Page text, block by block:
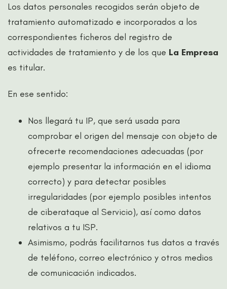
Los datos personales recogidos serán objeto de
tratamiento automatizado e incorporados a los
correspondientes ficheros del registro de
actividades de tratamiento y de los que La Empresa
es titular.
En ese sentido:
Nos llegará tu IP, que será usada para
comprobar el origen del mensaje con objeto de
ofrecerte recomendaciones adecuadas (por
ejemplo presentar la información en el idioma
correcto) y para detectar posibles
irregularidades (por ejemplo posibles intentos
de ciberataque al Servicio), así como datos
relativos a tu ISP.
Asimismo, podrás facilitarnos tus datos a través
de teléfono, correo electrónico y otros medios
de comunicación indicados.